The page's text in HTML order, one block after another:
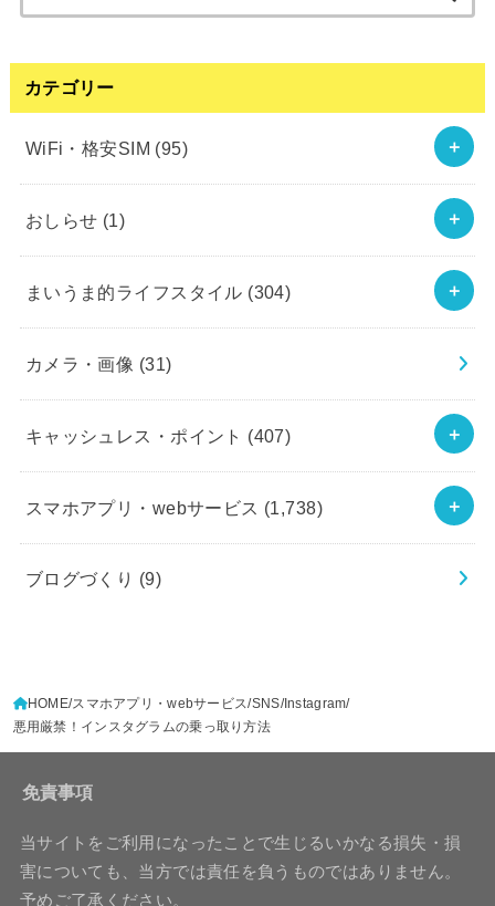
索:
カテゴリー
WiFi・格安SIM (95)
おしらせ (1)
まいうま的ライフスタイル (304)
カメラ・画像 (31)
キャッシュレス・ポイント (407)
スマホアプリ・webサービス (1,738)
ブログづくり (9)
HOME スマホアプリ・webサービス SNS Instagram
悪用厳禁！インスタグラムの乗っ取り方法
免責事項
当サイトをご利用になったことで生じるいかなる損失・損
害についても、当方では責任を負うものではありません。
予めご了承ください。